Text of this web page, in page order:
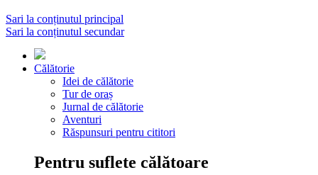
Sari la conținutul principal
Sari la conținutul secundar
Călătorie
Idei de călătorie
Tur de oraș
Jurnal de călătorie
Aventuri
Răspunsuri pentru cititori
Pentru suflete călătoare